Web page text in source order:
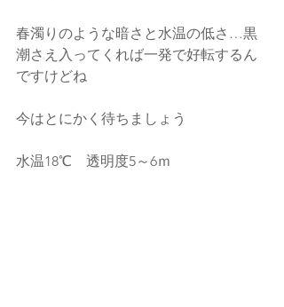
春濁りのような暗さと水温の低さ…黒
潮さえ入ってくれば一発で好転するん
ですけどね
今はとにかく待ちましょう
水温18℃　透明度5～6ｍ